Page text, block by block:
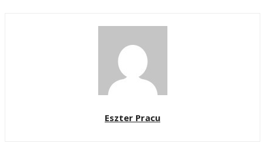
Eszter Pracu